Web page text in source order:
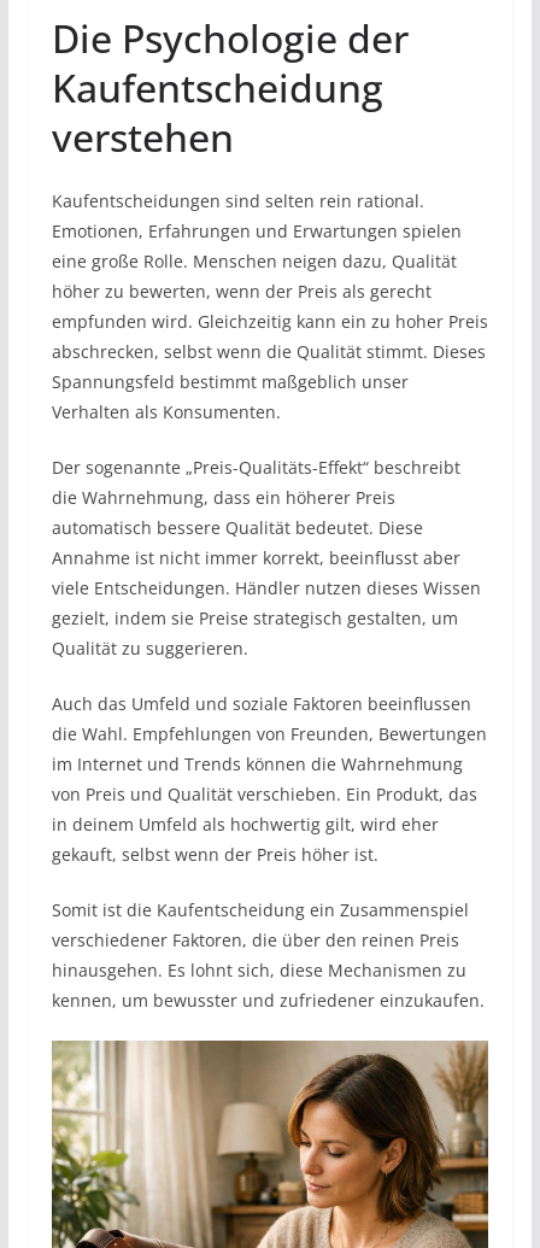
Die Psychologie der
Kaufentscheidung
verstehen
Kaufentscheidungen sind selten rein rational.
Emotionen, Erfahrungen und Erwartungen spielen
eine große Rolle. Menschen neigen dazu, Qualität
höher zu bewerten, wenn der Preis als gerecht
empfunden wird. Gleichzeitig kann ein zu hoher Preis
abschrecken, selbst wenn die Qualität stimmt. Dieses
Spannungsfeld bestimmt maßgeblich unser
Verhalten als Konsumenten.
Der sogenannte „Preis-Qualitäts-Effekt“ beschreibt
die Wahrnehmung, dass ein höherer Preis
automatisch bessere Qualität bedeutet. Diese
Annahme ist nicht immer korrekt, beeinflusst aber
viele Entscheidungen. Händler nutzen dieses Wissen
gezielt, indem sie Preise strategisch gestalten, um
Qualität zu suggerieren.
Auch das Umfeld und soziale Faktoren beeinflussen
die Wahl. Empfehlungen von Freunden, Bewertungen
im Internet und Trends können die Wahrnehmung
von Preis und Qualität verschieben. Ein Produkt, das
in deinem Umfeld als hochwertig gilt, wird eher
gekauft, selbst wenn der Preis höher ist.
Somit ist die Kaufentscheidung ein Zusammenspiel
verschiedener Faktoren, die über den reinen Preis
hinausgehen. Es lohnt sich, diese Mechanismen zu
kennen, um bewusster und zufriedener einzukaufen.